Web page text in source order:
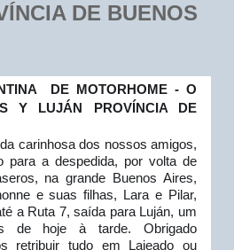
DE BUENOS
DE MOTORHOME - O
Y LUJÁN PROVÍNCIA DE
carinhosa dos nossos amigos,
para a despedida, por volta de
na grande Buenos Aires,
e suas filhas, Lara e Pilar,
a Ruta 7, saída para Luján, um
de hoje à tarde. Obrigado
retribuir tudo em Lajeado ou